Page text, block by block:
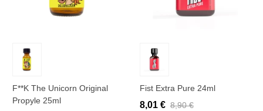
F**k The Unicorn Original
Propyle 25ml
Fist Extra Pure 24ml
8,01 € 8,90 €